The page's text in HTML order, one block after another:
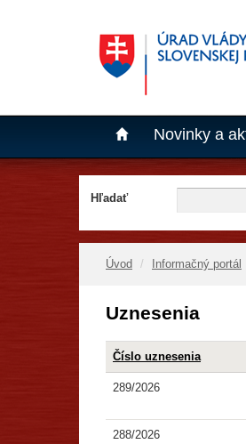
Novinky a
Hľadať
Úvod Informačný portál
Uznesenia
Číslo uznesenia
289/2026
288/2026